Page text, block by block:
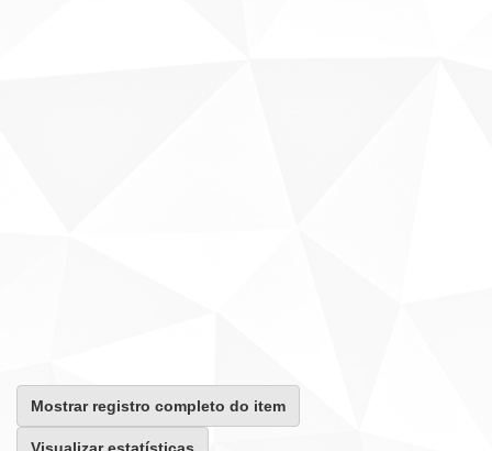
Mostrar registro completo do item